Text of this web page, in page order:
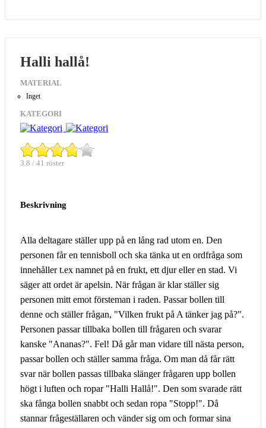
Halli hallå!
MATERIAL
Inget
KATEGORI
3.8 / 41 röster
Beskrivning
Alla deltagare ställer upp på en lång rad utom en. Den
personen får en tennisboll och ska tänka ut en ordfråga som
innehåller t.ex namnet på en frukt, ett djur eller en stad. Vi
säger att ordet är apelsin. När frågan är klar ställer sig
personen mitt emot försteman i raden. Passar bollen till
denne och ställer frågan, "Vilken frukt på A tänker jag på?".
Personen passar tillbaka bollen till frågaren och svarar
kanske "Ananas?". Fel! Då går man vidare till nästa person,
passar bollen och ställer samma fråga. Om man då får rätt
svar när bollen passas tillbaka slänger frågaren upp bollen
högt i luften och ropar "Halli Hallå!". Den som svarade rätt
ska fånga bollen snabbt och sedan ropa "Stopp!". Då
stannar frågeställaren och vänder sig om och formar sina